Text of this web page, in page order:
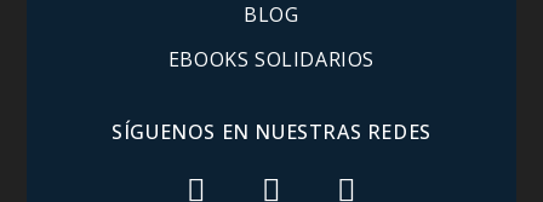
BLOG
EBOOKS SOLIDARIOS
SÍGUENOS EN NUESTRAS REDES